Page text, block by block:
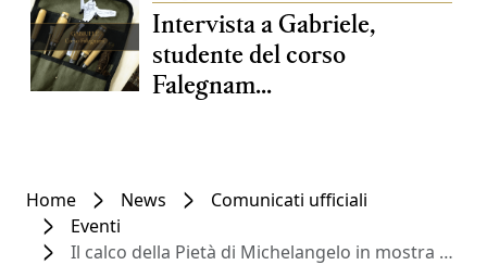
Intervista a Gabriele,
studente del corso
Falegnam...
Home News
Comunicati ufficiali
Eventi
Il calco della Pietà di Michelangelo in mostra ad Alba